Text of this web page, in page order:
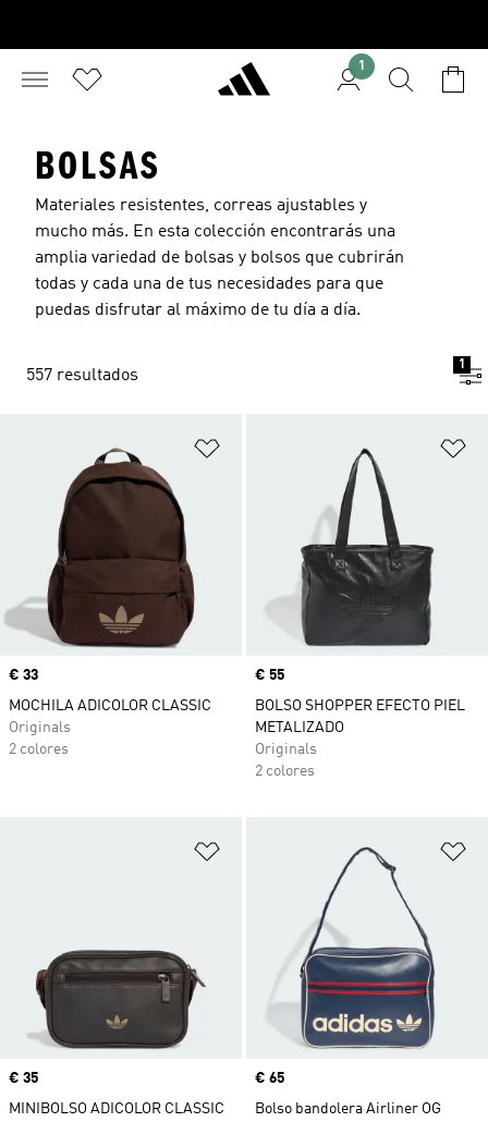
1
BOLSAS
Materiales resistentes, correas ajustables y
mucho más. En esta colección encontrarás una
amplia variedad de bolsas y bolsos que cubrirán
todas y cada una de tus necesidades para que
puedas disfrutar al máximo de tu día a día.
557 resultados
1
Precio
€ 33
MOCHILA ADICOLOR CLASSIC
Originals
2 colores
Precio
€ 55
BOLSO SHOPPER EFECTO PIEL
METALIZADO
Originals
2 colores
Añadir a la lista de deseos
Precio
€ 35
MINIBOLSO ADICOLOR CLASSIC
Precio
€ 65
Bolso bandolera Airliner OG